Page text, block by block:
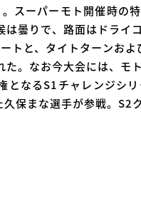
スーパーモト開催時の
曇りで、路面はドライ
トと、タイトターンお
た。なお今大会には、
となるS1チャレンジシ
保まな選手が参戦。S2